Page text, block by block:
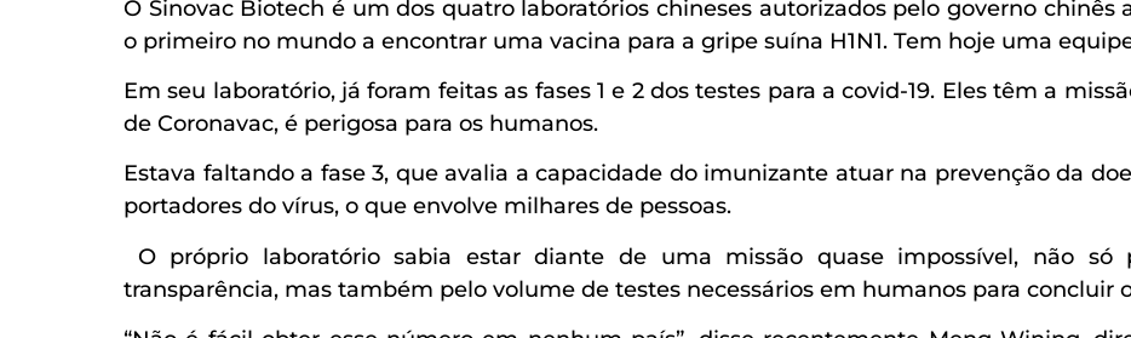
O Sinovac Biotech é um dos quatro laboratórios chineses autorizados pelo governo chinês
o primeiro no mundo a encontrar uma vacina para a gripe suína H1N1. Tem hoje uma
Em seu laboratório, já foram feitas as fases 1 e 2 dos testes para a covid-19. Eles têm a
de Coronavac, é perigosa para os humanos.
Estava faltando a fase 3, que avalia a capacidade do imunizante atuar na prevenção da
portadores do vírus, o que envolve milhares de pessoas.
O próprio laboratório sabia estar diante de uma missão quase impossível, não
transparência, mas também pelo volume de testes necessários em humanos para concluir